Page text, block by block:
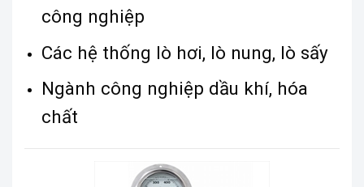
công nghiệp
Các hệ thống lò hơi, lò nung, lò sấy
Ngành công nghiệp dầu khí, hóa
chất